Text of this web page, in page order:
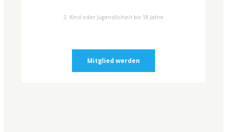
2. Kind oder Jugendliche/r bis 18 Jahre
Mitglied werden